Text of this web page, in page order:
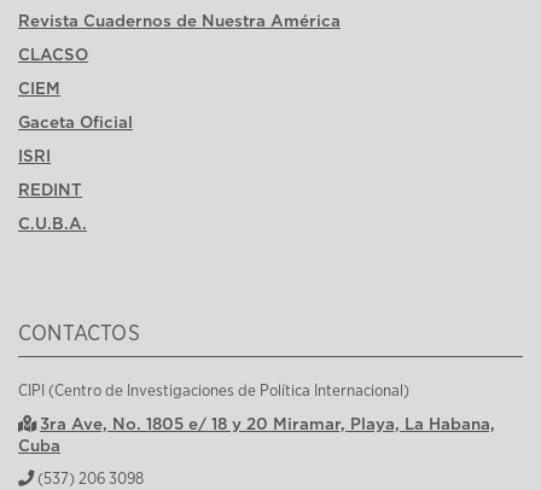
Revista Cuadernos de Nuestra América
CLACSO
CIEM
Gaceta Oficial
ISRI
REDINT
C.U.B.A.
CONTACTOS
CIPI (Centro de Investigaciones de Política Internacional)
3ra Ave, No. 1805 e/ 18 y 20 Miramar, Playa, La Habana,
Cuba
(537) 206 3098